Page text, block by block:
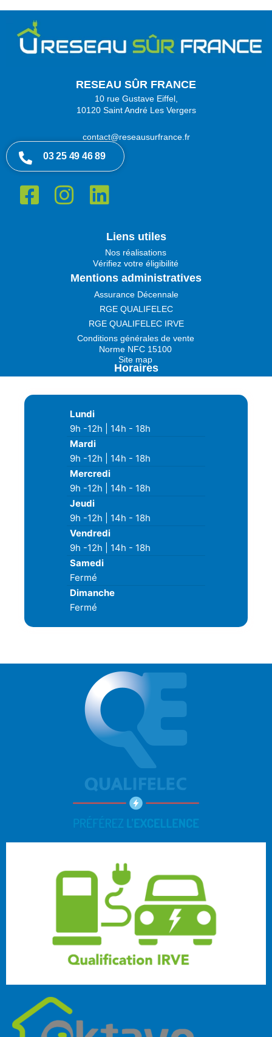
RESEAU SÛR FRANCE
10 rue Gustave Eiffel,
10120 Saint André Les Vergers
contact@reseausurfrance.fr
03 25 49 46 89
F
a
s
I
n
a
L
i
n
k
e
d
i
n
Liens utiles
Nos réalisations
Vérifiez votre éligibilité
Mentions administratives
Assurance Décennale
RGE QUALIFELEC
RGE QUALIFELEC IRVE
Conditions générales de vente
Norme NFC 15100
Site map
Horaires
Lundi
9h -12h | 14h - 18h
Mardi
9h -12h | 14h - 18h
Mercredi
9h -12h | 14h - 18h
Jeudi
9h -12h | 14h - 18h
Vendredi
9h -12h | 14h - 18h
Samedi
Fermé
Dimanche
Fermé